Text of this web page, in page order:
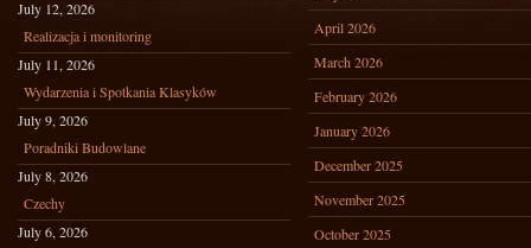
July 12, 2026
Realizacja i monitoring
July 11, 2026
Wydarzenia i Spotkania Klasyków
July 9, 2026
Poradniki Budowlane
July 8, 2026
Czechy
July 6, 2026
April 2026
March 2026
February 2026
January 2026
December 2025
November 2025
October 2025